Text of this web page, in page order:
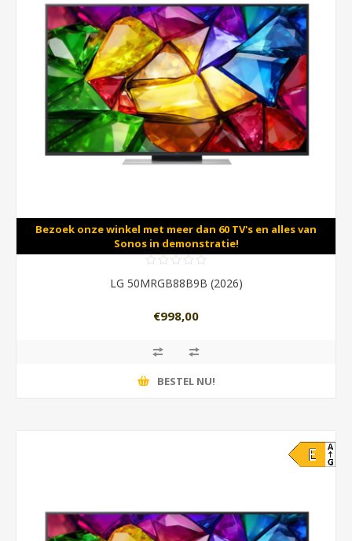
Bezoek onze winkel met meer dan 60 TV's en alles van
Sonos in demonstratie!
LG 50MRGB88B9B (2026)
€998,00
BESTEL NU!